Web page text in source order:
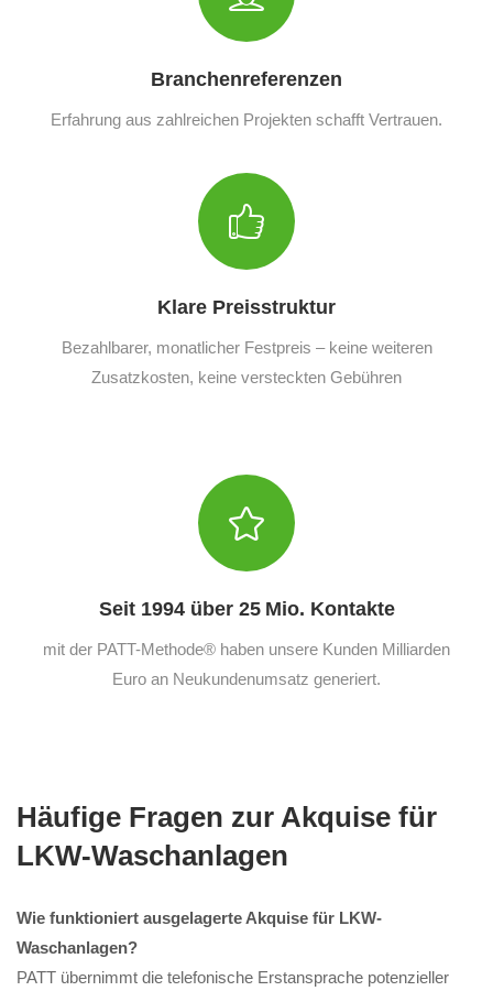
Branchenreferenzen
Erfahrung aus zahlreichen Projekten schafft Vertrauen.
Klare Preisstruktur
Bezahlbarer, monatlicher Festpreis – keine weiteren
Zusatzkosten, keine versteckten Gebühren
Seit 1994 über 25 Mio. Kontakte
mit der PATT-Methode® haben unsere Kunden Milliarden
Euro an Neukundenumsatz generiert.
Häufige Fragen zur Akquise für
LKW-Waschanlagen
Wie funktioniert ausgelagerte Akquise für LKW-
Waschanlagen?
PATT übernimmt die telefonische Erstansprache potenzieller